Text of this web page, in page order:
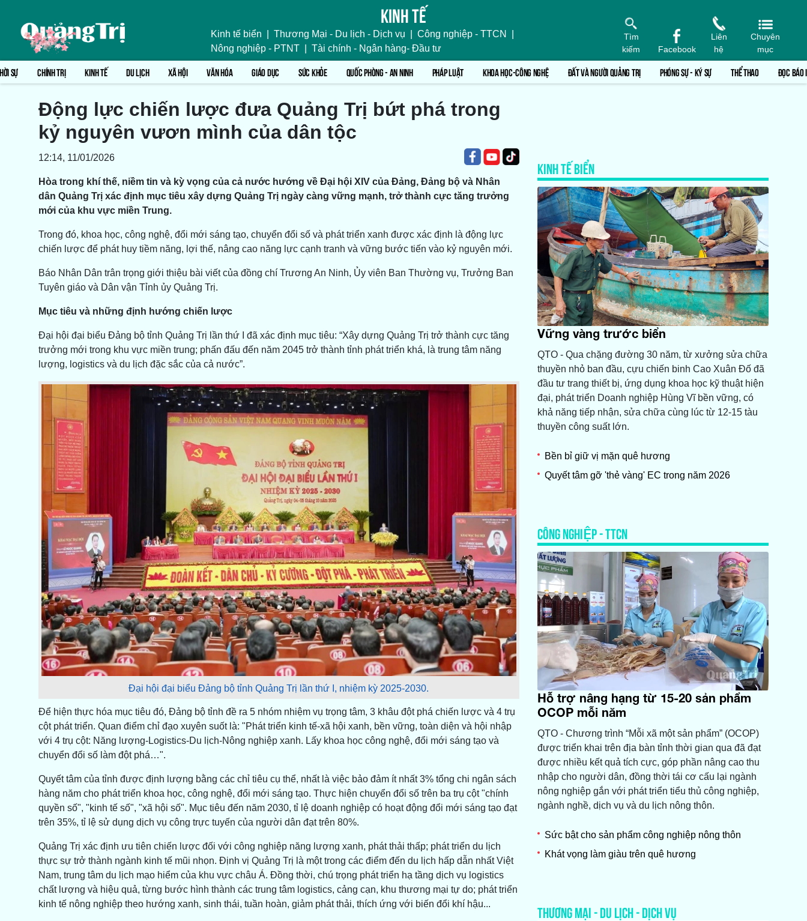
Kinh tế
Kinh tế biển Thương Mại - Du lịch - Dịch vụ Công nghiệp - TTCN
Nông nghiệp - PTNT
Tài chính - Ngân hàng- Đầu tư
Tìm
kiếm
Facebook
Liên
hệ
Chuyên
mục
SỰ CHÍNH TRỊ KINH TẾ DU LỊCH XÃ HỘI VĂN HÓA GIÁO DỤC SỨC KHỎE QUỐC PHÒNG - AN NINH PHÁP LUẬT KHOA HỌC-CÔNG NGHỆ ĐẤT VÀ NGƯỜI QUẢNG TRỊ PHÓNG SỰ - KÝ SỰ THỂ THAO ĐỌC BÁO
Động lực chiến lược đưa Quảng Trị bứt phá trong
kỷ nguyên vươn mình của dân tộc
12:14, 11/01/2026
Hòa trong khí thế, niềm tin và kỳ vọng của cả nước hướng về Đại hội XIV của Đảng, Đảng bộ và Nhân
dân Quảng Trị xác định mục tiêu xây dựng Quảng Trị ngày càng vững mạnh, trở thành cực tăng trưởng
mới của khu vực miền Trung.
Trong đó, khoa học, công nghệ, đổi mới sáng tạo, chuyển đổi số và phát triển xanh được xác định là động lực
chiến lược để phát huy tiềm năng, lợi thế, nâng cao năng lực cạnh tranh và vững bước tiến vào kỷ nguyên mới.
Báo Nhân Dân trân trọng giới thiệu bài viết của đồng chí Trương An Ninh, Ủy viên Ban Thường vụ, Trưởng Ban
Tuyên giáo và Dân vận Tỉnh ủy Quảng Trị.
Mục tiêu và những định hướng chiến lược
Đại hội đại biểu Đảng bộ tỉnh Quảng Trị lần thứ I đã xác định mục tiêu: “Xây dựng Quảng Trị trở thành cực tăng
trưởng mới trong khu vực miền trung; phấn đấu đến năm 2045 trở thành tỉnh phát triển khá, là trung tâm năng
lượng, logistics và du lịch đặc sắc của cả nước”.
Đại hội đại biểu Đảng bộ tỉnh Quảng Trị lần thứ I, nhiệm kỳ 2025-2030.
Để hiện thực hóa mục tiêu đó, Đảng bộ tỉnh đề ra 5 nhóm nhiệm vụ trọng tâm, 3 khâu đột phá chiến lược và 4 trụ
cột phát triển. Quan điểm chỉ đạo xuyên suốt là: "Phát triển kinh tế-xã hội xanh, bền vững, toàn diện và hội nhập
với 4 trụ cột: Năng lượng-Logistics-Du lịch-Nông nghiệp xanh. Lấy khoa học công nghệ, đổi mới sáng tạo và
chuyển đổi số làm đột phá…".
Quyết tâm của tỉnh được định lượng bằng các chỉ tiêu cụ thể, nhất là việc bảo đảm ít nhất 3% tổng chi ngân sách
hàng năm cho phát triển khoa học, công nghệ, đổi mới sáng tạo. Thực hiện chuyển đổi số trên ba trụ cột "chính
quyền số", "kinh tế số", "xã hội số". Mục tiêu đến năm 2030, tỉ lệ doanh nghiệp có hoạt động đổi mới sáng tạo đạt
trên 35%, tỉ lệ sử dụng dịch vụ công trực tuyến của người dân đạt trên 80%.
Quảng Trị xác định ưu tiên chiến lược đối với công nghiệp năng lượng xanh, phát thải thấp; phát triển du lịch
thực sự trở thành ngành kinh tế mũi nhọn. Định vị Quảng Trị là một trong các điểm đến du lịch hấp dẫn nhất Việt
Nam, trung tâm du lịch mạo hiểm của khu vực châu Á. Đồng thời, chú trọng phát triển hạ tầng dịch vụ logistics
chất lượng và hiệu quả, từng bước hình thành các trung tâm logistics, cảng cạn, khu thương mại tự do; phát triển
kinh tế nông nghiệp theo hướng xanh, sinh thái, tuần hoàn, giảm phát thải, thích ứng với biến đổi khí hậu...
KINH TẾ BIỂN
Vững vàng trước biển
QTO - Qua chặng đường 30 năm, từ xưởng sửa chữa
thuyền nhỏ ban đầu, cựu chiến binh Cao Xuân Đố đã
đầu tư trang thiết bị, ứng dụng khoa học kỹ thuật hiện
đại, phát triển Doanh nghiệp Hùng Vĩ bền vững, có
khả năng tiếp nhận, sửa chữa cùng lúc từ 12-15 tàu
thuyền công suất lớn.
Bền bỉ giữ vị mặn quê hương
Quyết tâm gỡ 'thẻ vàng' EC trong năm 2026
CÔNG NGHIỆP - TTCN
Hỗ trợ nâng hạng từ 15-20 sản phẩm
OCOP mỗi năm
QTO - Chương trình “Mỗi xã một sản phẩm” (OCOP)
được triển khai trên địa bàn tỉnh thời gian qua đã đạt
được nhiều kết quả tích cực, góp phần nâng cao thu
nhập cho người dân, đồng thời tái cơ cấu lại ngành
nông nghiệp gắn với phát triển tiểu thủ công nghiệp,
ngành nghề, dịch vụ và du lịch nông thôn.
Sức bật cho sản phẩm công nghiệp nông thôn
Khát vọng làm giàu trên quê hương
THƯƠNG MẠI - DU LỊCH - DỊCH VỤ